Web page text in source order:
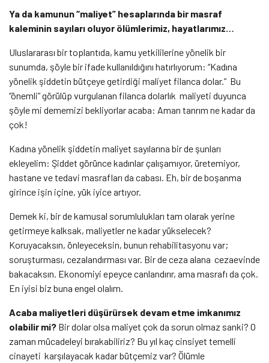
Ya da kamunun “maliyet” hesaplarında bir masraf
kaleminin sayıları oluyor ölümlerimiz, hayatlarımız…
Uluslararası bir toplantıda, kamu yetkililerine yönelik bir
sunumda, şöyle bir ifade kullanıldığını hatırlıyorum: “Kadına
yönelik şiddetin bütçeye getirdiği maliyet filanca dolar.” Bu
“önemli” görülüp vurgulanan filanca dolarlık maliyeti duyunca
şöyle mi dememizi bekliyorlar acaba: Aman tanrım ne kadar da
çok!
Kadına yönelik şiddetin maliyet sayılarına bir de şunları
ekleyelim: Şiddet görünce kadınlar çalışamıyor, üretemiyor,
hastane ve tedavi masrafları da cabası. Eh, bir de boşanma
girince işin içine, yük iyice artıyor.
Demek ki, bir de kamusal sorumlulukları tam olarak yerine
getirmeye kalksak, maliyetler ne kadar yükselecek?
Koruyacaksın, önleyeceksin, bunun rehabilitasyonu var;
soruşturması, cezalandırması var. Bir de ceza alana cezaevinde
bakacaksın. Ekonomiyi epeyce canlandırır, ama masrafı da çok.
En iyisi biz buna engel olalım.
Acaba maliyetleri düşürürsek devam etme imkanımız
olabilir mi? Bir dolar olsa maliyet çok da sorun olmaz sanki? O
zaman mücadeleyi bırakabiliriz? Bu yıl kaç cinsiyet temelli
cinayeti karşılayacak kadar bütçemiz var? Ölümle